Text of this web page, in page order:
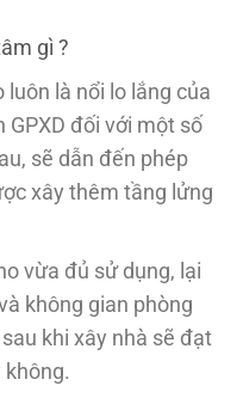
gì ?
là nổi lo lắng của
GPXD đối với một số
sẽ dẫn đến phép
xây thêm tầng lửng
vừa đủ sử dụng, lại
không gian phòng
khi xây nhà sẽ đạt